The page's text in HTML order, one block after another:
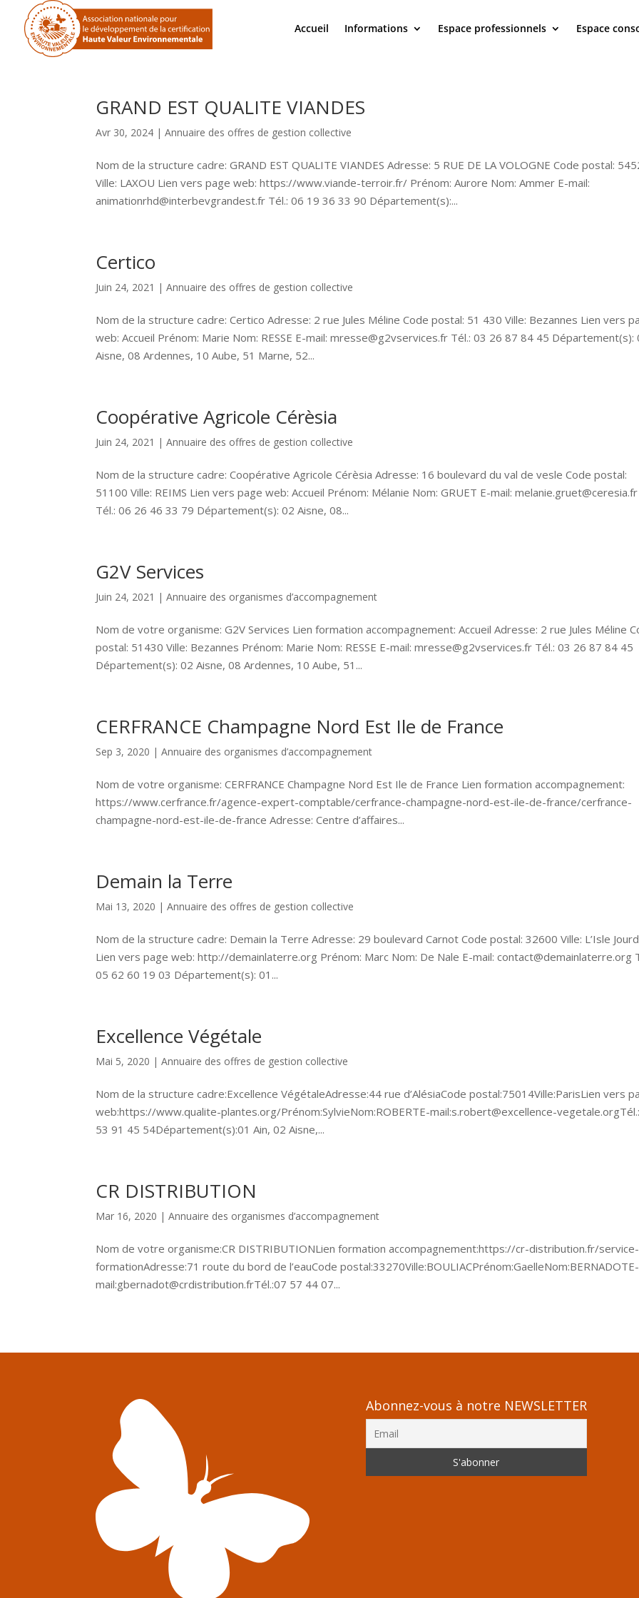
Accueil Informations Espace professionnels Espace
GRAND EST QUALITE VIANDES
Avr 30, 2024 |Annuaire des offres de gestion collective
Nom de la structure cadre: GRAND EST QUALITE VIANDES Adresse: 5 RUE DE LA VOLOGNE Code postal:
Ville: LAXOU Lien vers page web: https://www.viande-terroir.fr/ Prénom: Aurore Nom: Ammer E-mail:
animationrhd@interbevgrandest.fr Tél.: 06 19 36 33 90 Département(s):...
Certico
Juin 24, 2021 |Annuaire des offres de gestion collective
Nom de la structure cadre: Certico Adresse: 2 rue Jules Méline Code postal: 51 430 Ville: Bezannes Lien vers
web: Accueil Prénom: Marie Nom: RESSE E-mail: mresse@g2vservices.fr Tél.: 03 26 87 84 45 Département(s):
Aisne, 08 Ardennes, 10 Aube, 51 Marne, 52...
Coopérative Agricole Cérèsia
Juin 24, 2021 |Annuaire des offres de gestion collective
Nom de la structure cadre: Coopérative Agricole Cérèsia Adresse: 16 boulevard du val de vesle Code postal:
51100 Ville: REIMS Lien vers page web: Accueil Prénom: Mélanie Nom: GRUET E-mail: melanie.gruet@ceresia.fr
Tél.: 06 26 46 33 79 Département(s): 02 Aisne, 08...
G2V Services
Juin 24, 2021 |Annuaire des organismes d’accompagnement
Nom de votre organisme: G2V Services Lien formation accompagnement: Accueil Adresse: 2 rue Jules Méline
postal: 51430 Ville: Bezannes Prénom: Marie Nom: RESSE E-mail: mresse@g2vservices.fr Tél.: 03 26 87 84 45
Département(s): 02 Aisne, 08 Ardennes, 10 Aube, 51...
CERFRANCE Champagne Nord Est Ile de France
Sep 3, 2020 |Annuaire des organismes d’accompagnement
Nom de votre organisme: CERFRANCE Champagne Nord Est Ile de France Lien formation accompagnement:
https://www.cerfrance.fr/agence-expert-comptable/cerfrance-champagne-nord-est-ile-de-france/cerfrance-
champagne-nord-est-ile-de-france Adresse: Centre d’affaires...
Demain la Terre
Mai 13, 2020 |Annuaire des offres de gestion collective
Nom de la structure cadre: Demain la Terre Adresse: 29 boulevard Carnot Code postal: 32600 Ville: L’Isle
Lien vers page web: http://demainlaterre.org Prénom: Marc Nom: De Nale E-mail: contact@demainlaterre.org
05 62 60 19 03 Département(s): 01...
Excellence Végétale
Mai 5, 2020 |Annuaire des offres de gestion collective
Nom de la structure cadre:Excellence VégétaleAdresse:44 rue d’AlésiaCode postal:75014Ville:ParisLien vers
web:https://www.qualite-plantes.org/Prénom:SylvieNom:ROBERTE-mail:s.robert@excellence-
53 91 45 54Département(s):01 Ain, 02 Aisne,...
CR DISTRIBUTION
Mar 16, 2020 |Annuaire des organismes d’accompagnement
Nom de votre organisme:CR DISTRIBUTIONLien formation accompagnement:https://cr-distribution.fr/service-
formationAdresse:71 route du bord de l’eauCode postal:33270Ville:BOULIACPrénom:GaelleNom:BERNADOTE-
mail:gbernadot@crdistribution.frTél.:07 57 44 07...
Abonnez-vous à notre NEWSLETTER